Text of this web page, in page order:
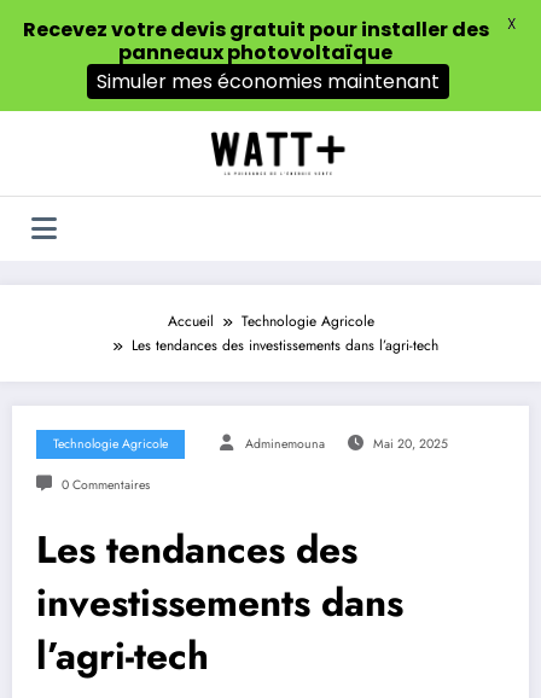
Accueil
Technologie Agricole
Les tendances des investissements dans l’agri-tech
Technologie Agricole Adminemouna Mai 20, 2025
0 Commentaires
Les tendances des
investissements dans
l’agri-tech
Recevez votre devis gratuit pour installer des
panneaux photovoltaïque
Simuler mes économies maintenant
X